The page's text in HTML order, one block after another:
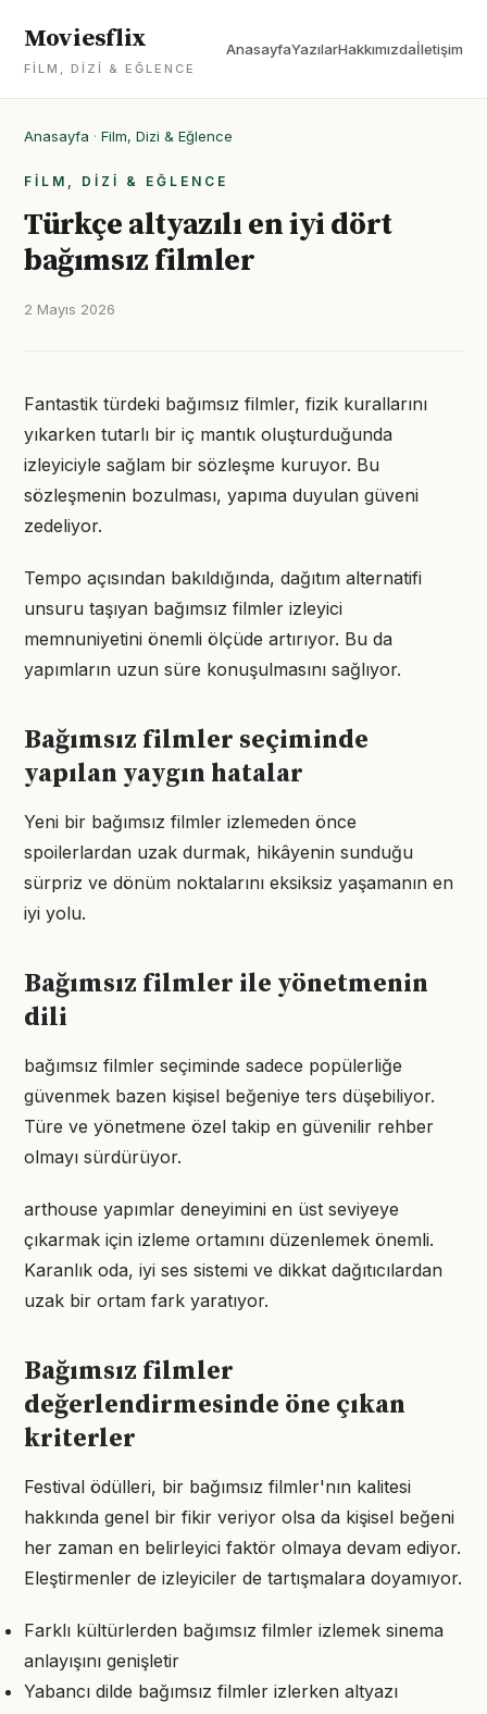
Moviesflix
FILM, DIZI & EĞLENCE
AnasayfaYazılarHakkımızdaİletişim
Anasayfa · Film, Dizi & Eğlence
FILM, DIZI & EĞLENCE
Türkçe altyazılı en iyi dört
bağımsız filmler
2 Mayıs 2026
Fantastik türdeki bağımsız filmler, fizik kurallarını
yıkarken tutarlı bir iç mantık oluşturduğunda
izleyiciyle sağlam bir sözleşme kuruyor. Bu
sözleşmenin bozulması, yapıma duyulan güveni
zedeliyor.
Tempo açısından bakıldığında, dağıtım alternatifi
unsuru taşıyan bağımsız filmler izleyici
memnuniyetini önemli ölçüde artırıyor. Bu da
yapımların uzun süre konuşulmasını sağlıyor.
Bağımsız filmler seçiminde
yapılan yaygın hatalar
Yeni bir bağımsız filmler izlemeden önce
spoilerlardan uzak durmak, hikâyenin sunduğu
sürpriz ve dönüm noktalarını eksiksiz yaşamanın en
iyi yolu.
Bağımsız filmler ile yönetmenin
dili
bağımsız filmler seçiminde sadece popülerliğe
güvenmek bazen kişisel beğeniye ters düşebiliyor.
Türe ve yönetmene özel takip en güvenilir rehber
olmayı sürdürüyor.
arthouse yapımlar deneyimini en üst seviyeye
çıkarmak için izleme ortamını düzenlemek önemli.
Karanlık oda, iyi ses sistemi ve dikkat dağıtıcılardan
uzak bir ortam fark yaratıyor.
Bağımsız filmler
değerlendirmesinde öne çıkan
kriterler
Festival ödülleri, bir bağımsız filmler'nın kalitesi
hakkında genel bir fikir veriyor olsa da kişisel beğeni
her zaman en belirleyici faktör olmaya devam ediyor.
Eleştirmenler de izleyiciler de tartışmalara doyamıyor.
Farklı kültürlerden bağımsız filmler izlemek sinema
anlayışını genişletir
Yabancı dilde bağımsız filmler izlerken altyazı